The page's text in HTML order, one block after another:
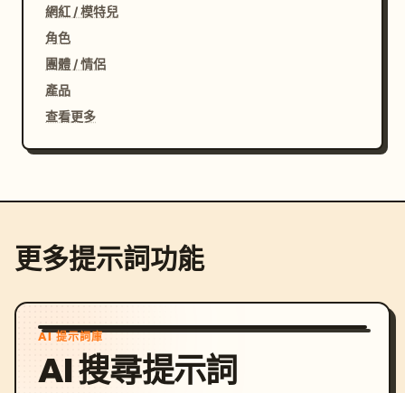
網紅 / 模特兒
角色
團體 / 情侶
產品
查看更多
更多提示詞功能
AI 提示詞庫
AI 搜尋提示詞